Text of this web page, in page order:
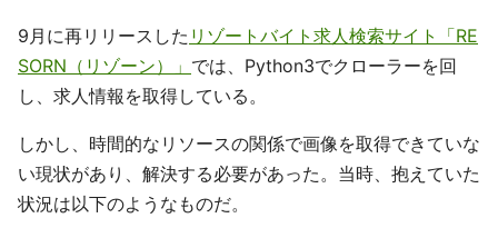
9月に再リリースした リゾートバイト求人検索サイト「RE
SORN（リゾーン）」 では、Python3でクローラーを回
し、求人情報を取得している。
しかし、時間的なリソースの関係で画像を取得できていな
い現状があり、解決する必要があった。当時、抱えていた
状況は以下のようなものだ。